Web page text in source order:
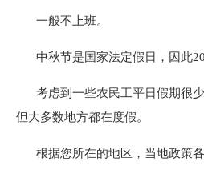
一般不上班。
中秋节是国家法定假日，因此
考虑到一些农民工平日假期很
但大多数地方都在度假。
根据您所在的地区，当地政策